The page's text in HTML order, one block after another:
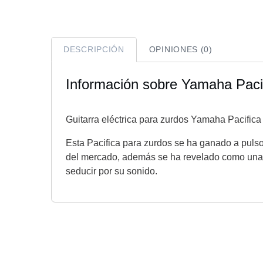
DESCRIPCIÓN OPINIONES (0)
Información sobre Yamaha
Guitarra eléctrica para zurdos Yamaha
Esta Pacifica para zurdos se ha ganado a
del mercado, además se ha revelado como
seducir por su sonido.